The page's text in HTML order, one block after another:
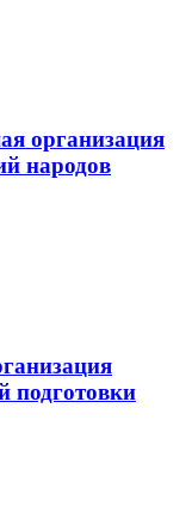
организация
народов
подготовки